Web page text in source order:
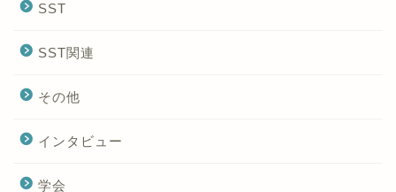
SST
SST関連
その他
インタビュー
学会